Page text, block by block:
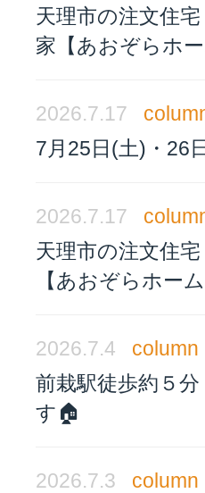
天理市の注文住
家【あおぞらホ
2026.7.17
7月25日(土)・26
2026.7.17
天理市の注文住
【あおぞらホー
2026.7.4
column
前栽駅徒歩約５
す🏠
2026.7.3
column